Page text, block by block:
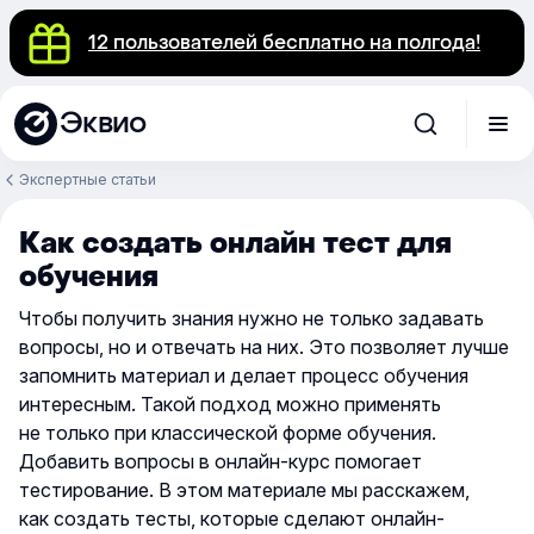
12 пользователей бесплатно на полгода!
Эквио
Экспертные статьи
Как создать онлайн тест для
обучения
Чтобы получить знания нужно не только задавать
вопросы, но и отвечать на них. Это позволяет лучше
запомнить материал и делает процесс обучения
интересным. Такой подход можно применять
не только при классической форме обучения.
Добавить вопросы в онлайн-курс помогает
тестирование. В этом материале мы расскажем,
как создать тесты, которые сделают онлайн-